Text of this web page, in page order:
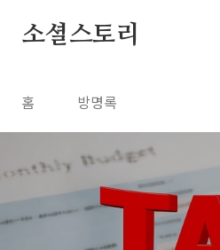
소셜스토리
홈 방명록